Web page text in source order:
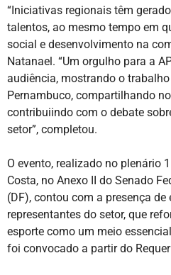
“Iniciativas regionais têm
talentos, ao mesmo tempo em
social e desenvolvimento na
Natanael. “Um orgulho para a
audiência, mostrando o
Pernambuco, compartilhando
contribuiindo com o debate
setor”, completou.
O evento, realizado no plenário
Costa, no Anexo II do Senado
(DF), contou com a presença de
representantes do setor, que
esporte como um meio
foi convocado a partir do